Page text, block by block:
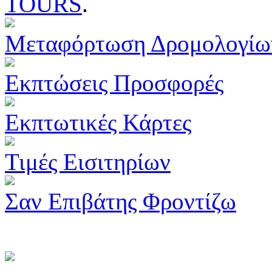
Μεταφόρτωση
Εκπτώσεις Προσφορές
Εκπτωτικές Κάρτες
Τιμές Εισιτηρίων
Σαν Επιβάτης Φροντίζω